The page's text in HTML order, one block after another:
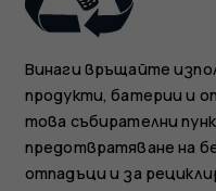
G21
Винаги връщайте
продукти, батерии и
това събирателни
предотвратяване на
отпадъци и за